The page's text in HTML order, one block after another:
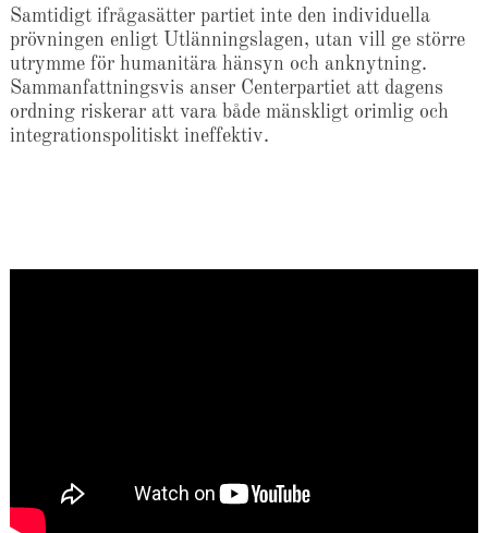
Samtidigt ifrågasätter partiet inte den individuella
prövningen enligt Utlänningslagen, utan vill ge större
utrymme för humanitära hänsyn och anknytning.
Sammanfattningsvis anser Centerpartiet att dagens
ordning riskerar att vara både mänskligt orimlig och
integrationspolitiskt ineffektiv.